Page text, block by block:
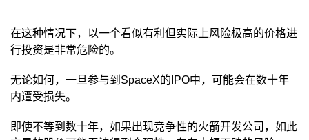
在这种情况下，以一个看似有利但实际上风险极高的价格进
行投资是非常危险的。
无论如何，一旦参与到SpaceX的IPO中，可能会在数十年
内遭受损失。
即使不等到数十年，如果出现竞争性的火箭开发公司，如此